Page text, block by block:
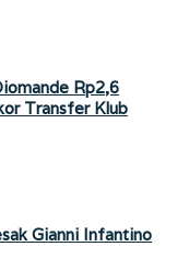
Rp2,6
Transfer Klub
Gianni Infantino